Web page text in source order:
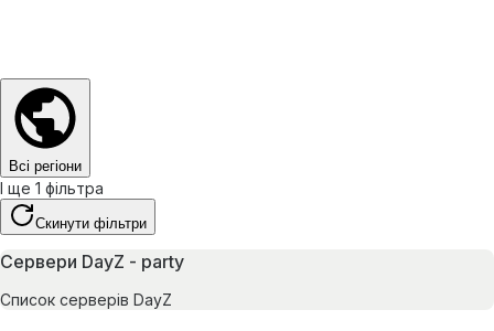
Всі регіони
І ще 1 фільтра
Скинути фільтри
Сервери DayZ - party
Список серверів DayZ